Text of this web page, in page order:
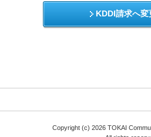
KDDI請求へ変
Copyright (c) 2026 TOKAI